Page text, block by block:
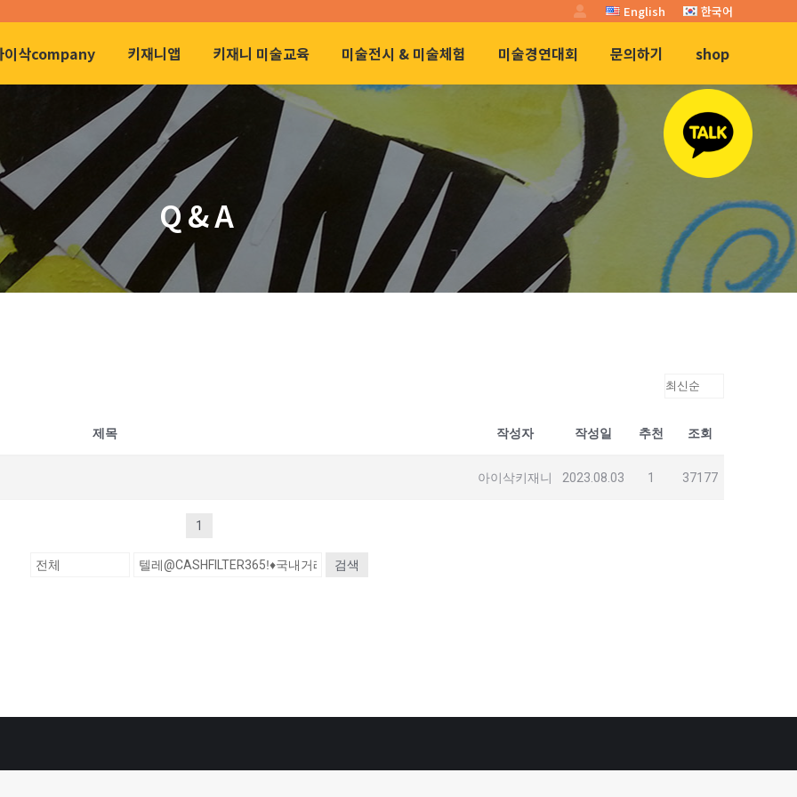
English 한국어
이삭company 키재니앱 키재니 미술교육 미술전시 & 미술체험 미술경연대회 문의하기 shop
Q&A
제목 작성자 작성일 추천 조회
아이삭키재니 2023.08.03 1 37177
1
검색